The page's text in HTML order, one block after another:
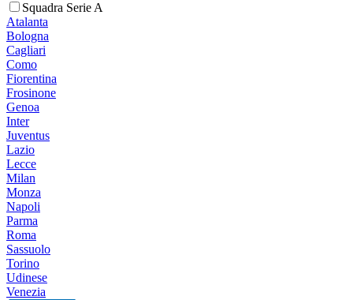
Squadra Serie A
Atalanta
Bologna
Cagliari
Como
Fiorentina
Frosinone
Genoa
Inter
Juventus
Lazio
Lecce
Milan
Monza
Napoli
Parma
Roma
Sassuolo
Torino
Udinese
Venezia